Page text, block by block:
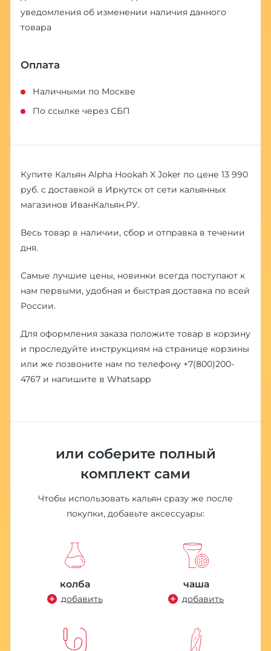
уведомления об изменении наличия данного
товара
Оплата
Наличными по Москве
По ссылке через СБП
Купите Кальян Alpha Hookah X Joker по цене 13 990
руб. с доставкой в Иркутск от сети кальянных
магазинов ИванКальян.РУ.
Весь товар в наличии, сбор и отправка в течении
дня.
Самые лучшие цены, новинки всегда поступают к
нам первыми, удобная и быстрая доставка по всей
России.
Для оформления заказа положите товар в корзину
и проследуйте инструкциям на странице корзины
или же позвоните нам по телефону +7(800)200-
4767и напишите в Whatsapp
или соберите полный
комплект сами
Чтобы использовать кальян сразу же после
покупки, добавьте аксессуары:
колба
добавить
чаша
добавить